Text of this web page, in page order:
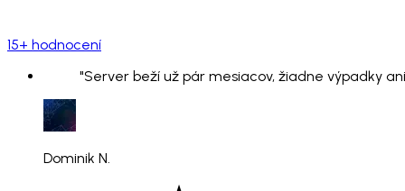
15+ hodnocení
"Server beží už pár mesiacov, žiadne výpadky
Dominik N.